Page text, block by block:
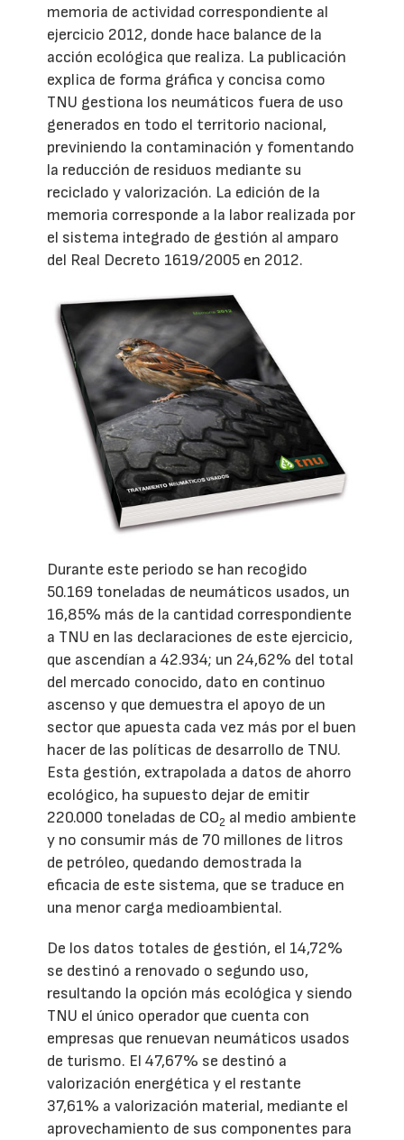
memoria de actividad correspondiente al
ejercicio 2012, donde hace balance de la
acción ecológica que realiza. La publicación
explica de forma gráfica y concisa como
TNU gestiona los neumáticos fuera de uso
generados en todo el territorio nacional,
previniendo la contaminación y fomentando
la reducción de residuos mediante su
reciclado y valorización. La edición de la
memoria corresponde a la labor realizada por
el sistema integrado de gestión al amparo
del Real Decreto 1619/2005 en 2012.
Durante este periodo se han recogido
50.169 toneladas de neumáticos usados, un
16,85% más de la cantidad correspondiente
a TNU en las declaraciones de este ejercicio,
que ascendían a 42.934; un 24,62% del total
del mercado conocido, dato en continuo
ascenso y que demuestra el apoyo de un
sector que apuesta cada vez más por el buen
hacer de las políticas de desarrollo de TNU.
Esta gestión, extrapolada a datos de ahorro
ecológico, ha supuesto dejar de emitir
220.000 toneladas de CO2 al medio ambiente
y no consumir más de 70 millones de litros
de petróleo, quedando demostrada la
eficacia de este sistema, que se traduce en
una menor carga medioambiental.
De los datos totales de gestión, el 14,72%
se destinó a renovado o segundo uso,
resultando la opción más ecológica y siendo
TNU el único operador que cuenta con
empresas que renuevan neumáticos usados
de turismo. El 47,67% se destinó a
valorización energética y el restante
37,61% a valorización material, mediante el
aprovechamiento de sus componentes para